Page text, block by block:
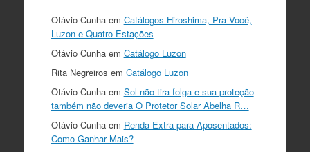
Otávio Cunhaem Catálogos Hiroshima, Pra Você,
Luzon e Quatro Estações
Otávio Cunhaem Catálogo Luzon
Rita Negreiros em Catálogo Luzon
Otávio Cunhaem Sol não tira folga e sua proteção
também não deveria O Protetor Solar Abelha R…
Otávio Cunhaem Renda Extra para Aposentados:
Como Ganhar Mais?